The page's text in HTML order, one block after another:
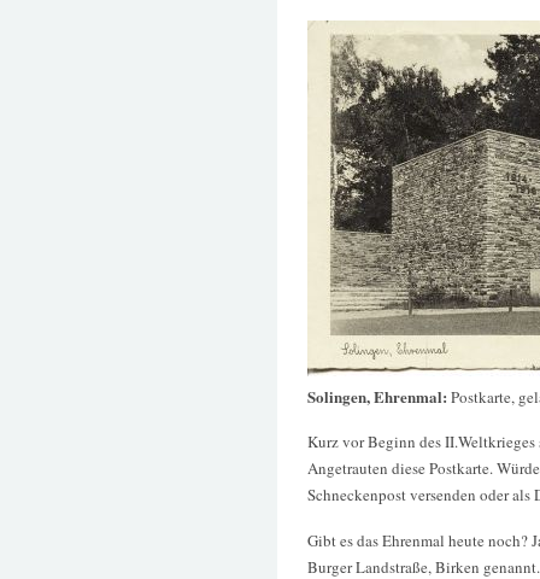
Solingen, Ehrenmal: Postkarte,
Kurz vor Beginn des
Angetrauten diese Postkarte.
Schneckenpost versenden oder
Gibt es das Ehrenmal heute noch?
Burger Landstraße, Birken genannt.